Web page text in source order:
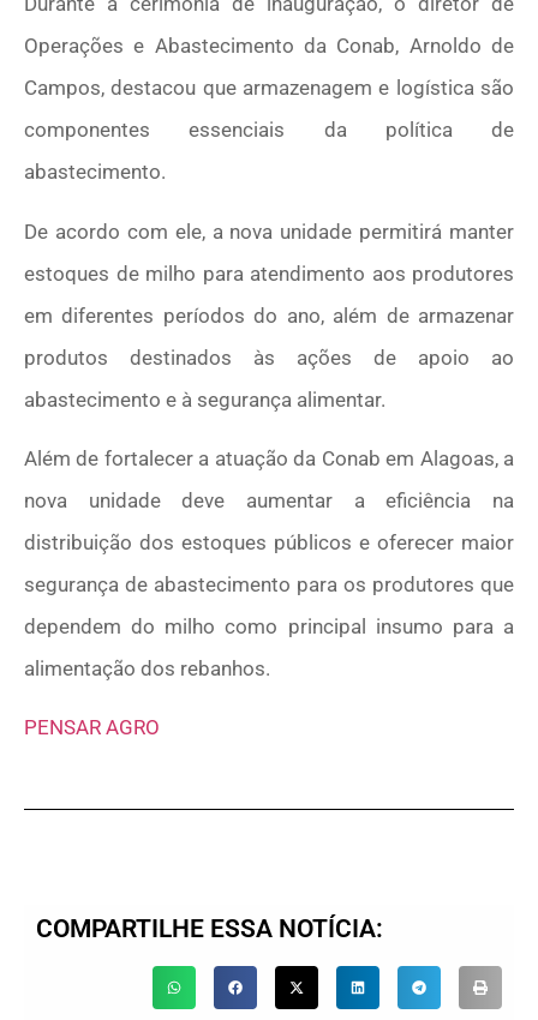
Operações e Abastecimento da Conab, Arnoldo de
Campos, destacou que armazenagem e logística são
componentes essenciais da política de
abastecimento.
De acordo com ele, a nova unidade permitirá manter
estoques de milho para atendimento aos produtores
em diferentes períodos do ano, além de armazenar
produtos destinados às ações de apoio ao
abastecimento e à segurança alimentar.
Além de fortalecer a atuação da Conab em Alagoas, a
nova unidade deve aumentar a eficiência na
distribuição dos estoques públicos e oferecer maior
segurança de abastecimento para os produtores que
dependem do milho como principal insumo para a
alimentação dos rebanhos.
PENSAR AGRO
COMPARTILHE ESSA NOTÍCIA: